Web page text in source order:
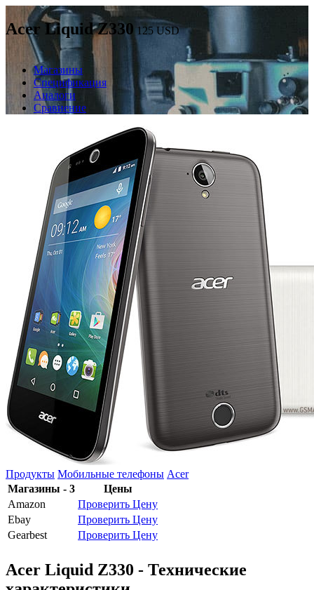
Acer Liquid Z330 125USD
Магазины
Спецификация
Аналоги
Сравнение
Продукты Мобильные телефоны Acer
Магазины - 3
Цены
Amazon
Проверить Цену
Ebay
Проверить Цену
Gearbest
Проверить Цену
Acer Liquid Z330 - Технические